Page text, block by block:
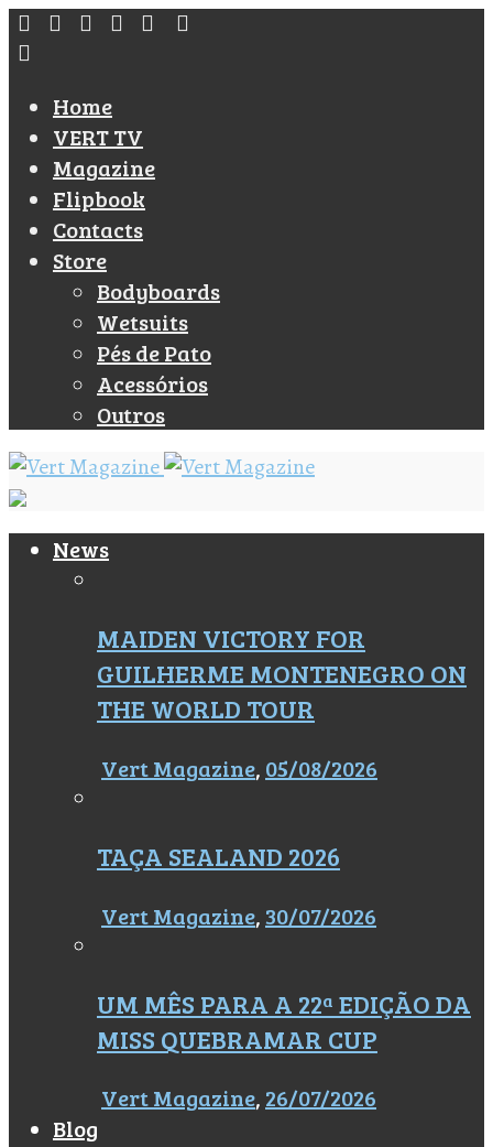
Home
VERT TV
Magazine
Flipbook
Contacts
Store
Bodyboards
Wetsuits
Pés de Pato
Acessórios
Outros
News
MAIDEN VICTORY FOR
GUILHERME MONTENEGRO ON
THE WORLD TOUR
Vert Magazine, 05/08/2026
TAÇA SEALAND 2026
Vert Magazine, 30/07/2026
UM MÊS PARA A 22ª EDIÇÃO DA
MISS QUEBRAMAR CUP
Vert Magazine, 26/07/2026
Blog